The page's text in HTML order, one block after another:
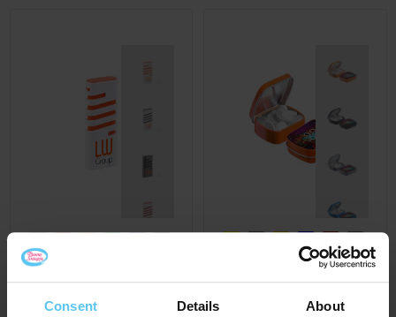
Consent Details About
Spring dispenser met
Al vanaf € 1,10